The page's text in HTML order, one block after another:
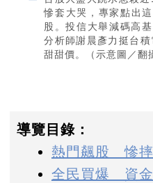
慘套大哭，專家點出
股。投信大舉減碼高
分析師謝晨彥力挺台
甜甜價。（示意圖／翻
導覽目錄：
熱門飆股 慘
全民買爆 資金